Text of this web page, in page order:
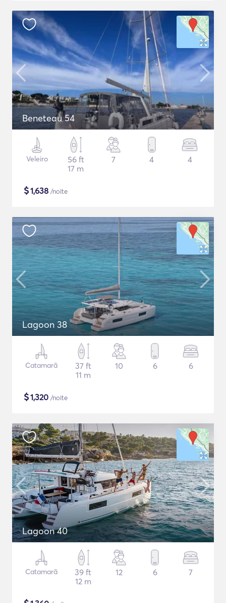
Beneteau 54
Veleiro
56 ft
17 m
7 4 4
$1,638 /noite
Lagoon 38
Catamarã
37 ft
11 m
10 6 6
$1,320 /noite
Lagoon 40
Catamarã
39 ft
12 m
12 6 7